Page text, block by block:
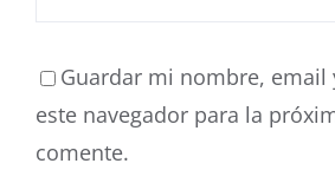
Guardar mi nombre, email
este navegador para la
comente.